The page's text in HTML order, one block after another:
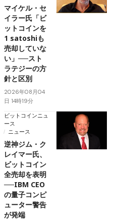
マイケル・セ
イラー氏「ビ
ットコインを
1 satoshiも
売却していな
い」──スト
ラテジーの方
針と区別
2026年08月04
日 14時19分
ビットコインニュ
ース
ニュース
逆神ジム・ク
レイマー氏、
ビットコイン
全売却を表明
──IBM CEO
の量子コンピ
ューター警告
が発端